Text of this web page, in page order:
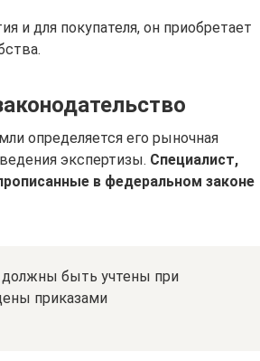
и для покупателя, он приобретает
определяется его рыночная
экспертизы. Специалист,
в федеральном законе
быть учтены при
приказами